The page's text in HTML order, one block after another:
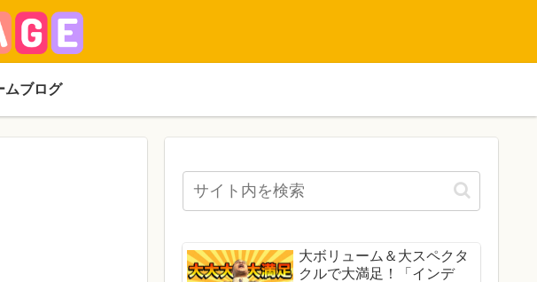
ムブログ
大ボリューム＆大スペクタ
クルで大満足！「インデ